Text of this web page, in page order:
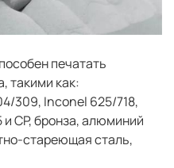
печатать
такими как:
309, Inconel 625/718,
и CP, бронза, алюминий
стареющая сталь,